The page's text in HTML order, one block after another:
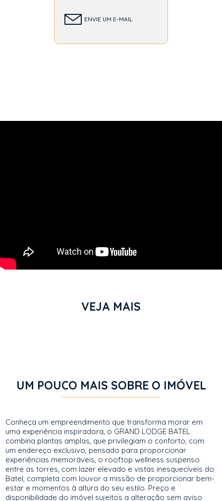
ENVIE UM E-MAIL
VEJA MAIS
UM POUCO MAIS SOBRE O IMÓVEL
Conheça um empreendimento que transforma morar em
uma experiência inspiradora, o GRAND LODGE BATEL
combina plantas amplas, que privilegiam o conforto, com
um endereço exclusivo, pensado para proporcionar
experiências memoráveis, o rooftop wellness suspenso
entre as torres, com lazer elevado e vistas inesquecíveis do
Batel, completa com louvor a missão de proporcionar bem-
estar e momentos à altura do seu estilo. Preço e
disponibilidade do imóvel sujeitos a alteração sem aviso